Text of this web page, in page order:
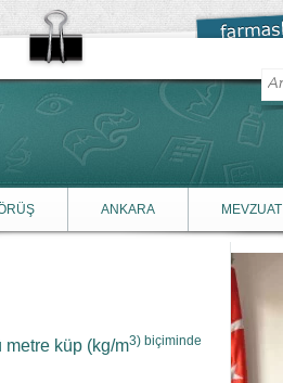
ANKARA MEVZUAT
metre küp (kg/m3) biçiminde